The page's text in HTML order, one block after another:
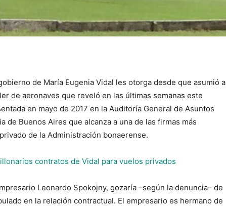
de María Eugenia Vidal les otorga desde que asumió a
de aeronaves que reveló en las últimas semanas este
en mayo de 2017 en la Auditoría General de Asuntos
de Buenos Aires que alcanza a una de las firmas más
de la Administración bonaerense.
contratos de Vidal para vuelos privados
Leonardo Spokojny, gozaría –según la denuncia– de
en la relación contractual. El empresario es hermano de